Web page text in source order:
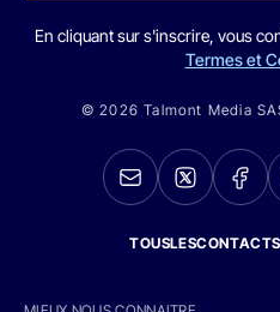
En cliquant sur s'inscrire, vous
Termes et
© 2026 Talmont Media